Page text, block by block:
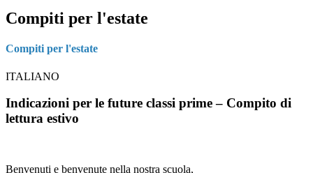
Compiti per l'estate
Compiti per l'estate
ITALIANO
Indicazioni per le future classi prime – Compito di
lettura estivo
Benvenuti e benvenute nella nostra scuola,